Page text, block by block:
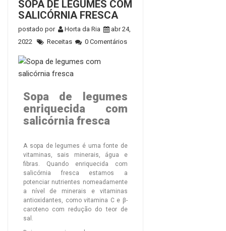
SOPA DE LEGUMES COM
SALICÓRNIA FRESCA
postado por Horta da Ria
abr 24,
2022
Receitas 0 Comentários
Sopa de legumes
enriquecida com
salicórnia fresca
A sopa de legumes é uma fonte de
vitaminas, sais minerais, água e
fibras. Quando enriquecida com
salicórnia fresca estamos a
potenciar nutrientes nomeadamente
a nível de minerais e vitaminas
antioxidantes, como vitamina C e β-
caroteno com redução do teor de
sal.